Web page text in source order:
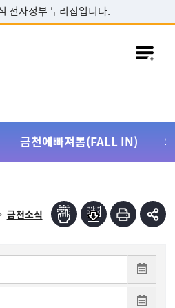
바로가기
전자정부 누리집입니다.
금천에빠져봄(FALL IN)
금천소식